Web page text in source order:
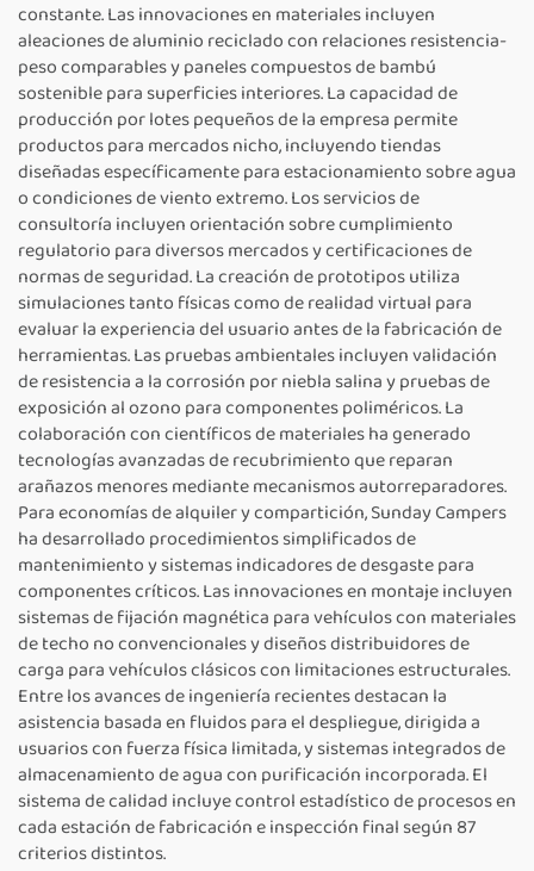
constante. Las innovaciones en materiales incluyen
aleaciones de aluminio reciclado con relaciones resistencia-
peso comparables y paneles compuestos de bambú
sostenible para superficies interiores. La capacidad de
producción por lotes pequeños de la empresa permite
productos para mercados nicho, incluyendo tiendas
diseñadas específicamente para estacionamiento sobre agua
o condiciones de viento extremo. Los servicios de
consultoría incluyen orientación sobre cumplimiento
regulatorio para diversos mercados y certificaciones de
normas de seguridad. La creación de prototipos utiliza
simulaciones tanto físicas como de realidad virtual para
evaluar la experiencia del usuario antes de la fabricación de
herramientas. Las pruebas ambientales incluyen validación
de resistencia a la corrosión por niebla salina y pruebas de
exposición al ozono para componentes poliméricos. La
colaboración con científicos de materiales ha generado
tecnologías avanzadas de recubrimiento que reparan
arañazos menores mediante mecanismos autorreparadores.
Para economías de alquiler y compartición, Sunday Campers
ha desarrollado procedimientos simplificados de
mantenimiento y sistemas indicadores de desgaste para
componentes críticos. Las innovaciones en montaje incluyen
sistemas de fijación magnética para vehículos con materiales
de techo no convencionales y diseños distribuidores de
carga para vehículos clásicos con limitaciones estructurales.
Entre los avances de ingeniería recientes destacan la
asistencia basada en fluidos para el despliegue, dirigida a
usuarios con fuerza física limitada, y sistemas integrados de
almacenamiento de agua con purificación incorporada. El
sistema de calidad incluye control estadístico de procesos en
cada estación de fabricación e inspección final según 87
criterios distintos.